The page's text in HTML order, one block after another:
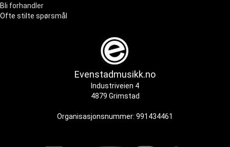
Bli forhandler
Ofte stilte spørsmål
Evenstadmusikk.no
Industriveien 4
4879 Grimstad
Organisasjonsnummer: 991434461